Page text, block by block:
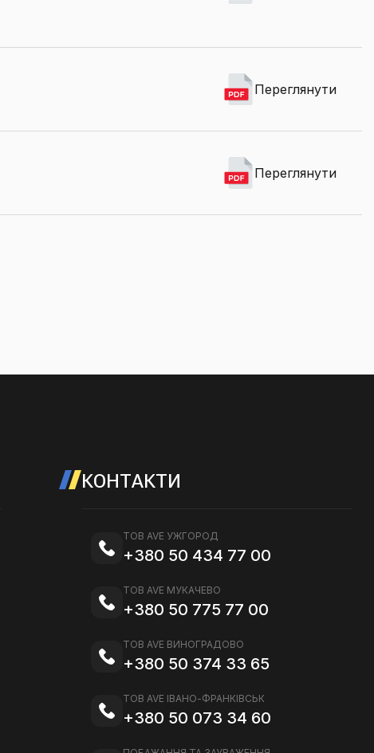
Переглянути
Переглянути
КОНТАКТИ
ТОВ AVE УЖГОРОД
+380 50 434 77 00
ТОВ AVE МУКАЧЕВО
+380 50 775 77 00
ТОВ AVE ВИНОГРАДОВО
+380 50 374 33 65
ТОВ AVE ІВАНО-ФРАНКІВСЬК
+380 50 073 34 60